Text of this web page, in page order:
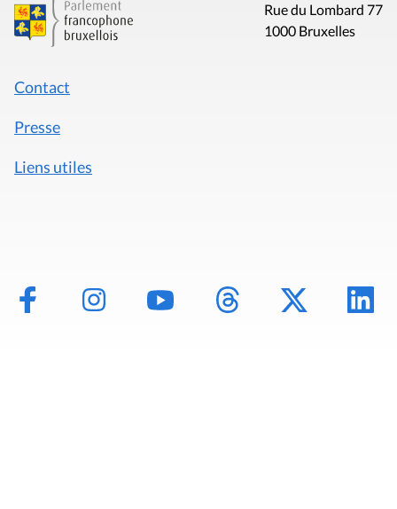
Rue du Lombard 77
1000 Bruxelles
Contact
Presse
Liens utiles